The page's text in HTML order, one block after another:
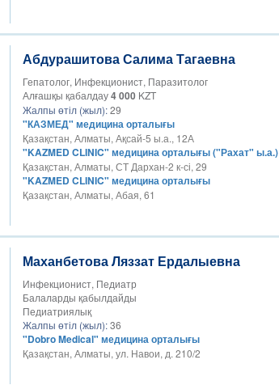
Абдурашитова Салима Тагаевна
Гепатолог, Инфекционист, Паразитолог
Алғашқы қабалдау4 000KZT
Жалпы өтіл (жыл):29
"КАЗМЕД" медицина орталығы
Қазақстан, Алматы, Ақсай-5 ы.а., 12А
"KAZMED CLINIC" медицина орталығы ("Рахат" ы.а.)
Қазақстан, Алматы, СТ Дархан-2 к-сі, 29
"KAZMED CLINIC" медицина орталығы
Қазақстан, Алматы, Абая, 61
Маханбетова Ляззат Ердалыевна
Инфекционист, Педиатр
Балаларды қабылдайды
Педиатриялық
Жалпы өтіл (жыл):36
"Dobro Medical" медицина орталығы
Қазақстан, Алматы, ул. Навои, д. 210/2